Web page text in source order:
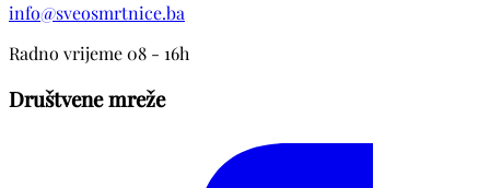
info@sveosmrtnice.ba
Radno vrijeme 08 - 16h
Društvene mreže